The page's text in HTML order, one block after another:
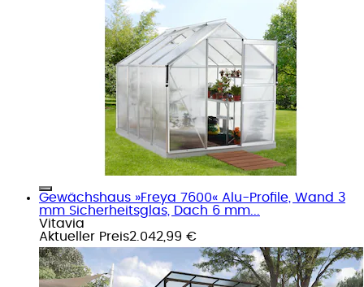
Gewächshaus »Freya 7600« Alu-Profile, Wand 3
mm Sicherheitsglas, Dach 6 mm...
Vitavia
Aktueller Preis2.042,99 €